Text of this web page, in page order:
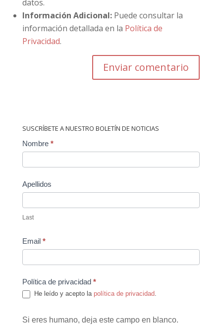
datos.
Información Adicional:Puede consultar la
información detallada en la Política de
Privacidad.
SUSCRÍBETE A NUESTRO BOLETÍN DE NOTICIAS
Contact
Nombre *
Apellidos
Last
Email *
Política de privacidad *
He leído y acepto la política de privacidad.
Si eres humano, deja este campo en blanco.